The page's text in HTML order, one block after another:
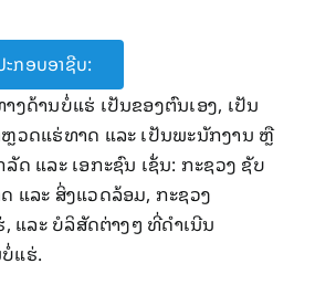
ະກອບອາຊີບ:
ງດ້ານບໍ່ແຮ່ ເປັນຂອງຕົນເອງ, ເປັນ
ວດແຮ່ທາດ ແລະ ເປັນພະນັກງານ ຫຼື
ດ ແລະ ເອກະຊົນ ເຊັ່ນ: ກະຊວງ ຊັບ
ແລະ ສິ່ງແວດລ້ອມ, ກະຊວງ
ແລະ ບໍລິສັດຕ່າງໆ ທີ່ດໍາເນີນ
ແຮ່.